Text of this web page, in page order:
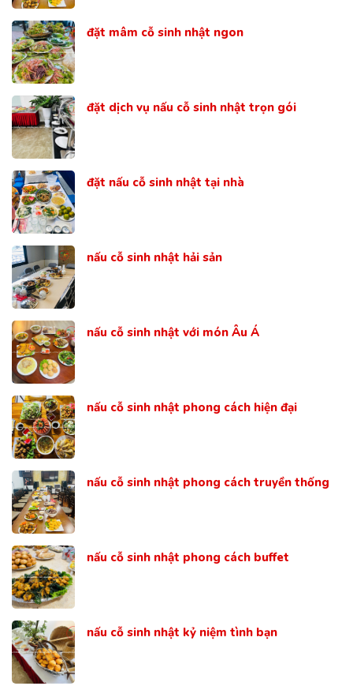
đặt mâm cỗ sinh nhật ngon
đặt dịch vụ nấu cỗ sinh nhật trọn gói
đặt nấu cỗ sinh nhật tại nhà
nấu cỗ sinh nhật hải sản
nấu cỗ sinh nhật với món Âu Á
nấu cỗ sinh nhật phong cách hiện đại
nấu cỗ sinh nhật phong cách truyền thống
nấu cỗ sinh nhật phong cách buffet
nấu cỗ sinh nhật kỷ niệm tình bạn